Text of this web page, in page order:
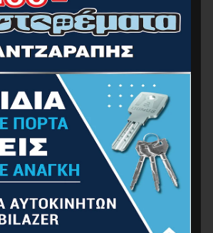
SSF552 Τσεκούρι Με Ξύλινη